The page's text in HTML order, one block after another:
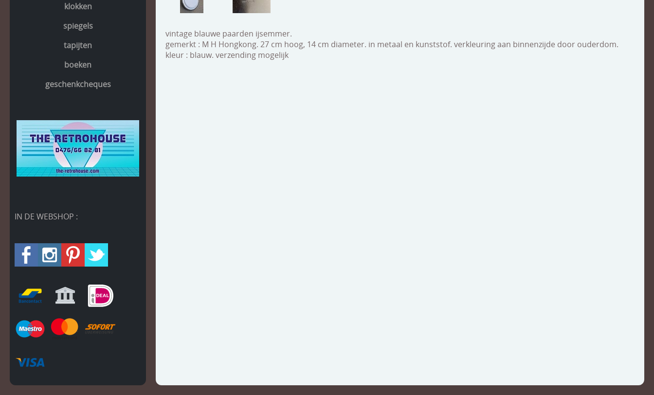
klokken
spiegels
tapijten
boeken
geschenkcheques
IN DE WEBSHOP :
vintage blauwe paarden ijsemmer.
gemerkt : M H Hongkong. 27 cm hoog, 14 cm diameter. in metaal en kunststof. verkleuring aan binnenzijde door ouderdom.
kleur : blauw. verzending mogelijk